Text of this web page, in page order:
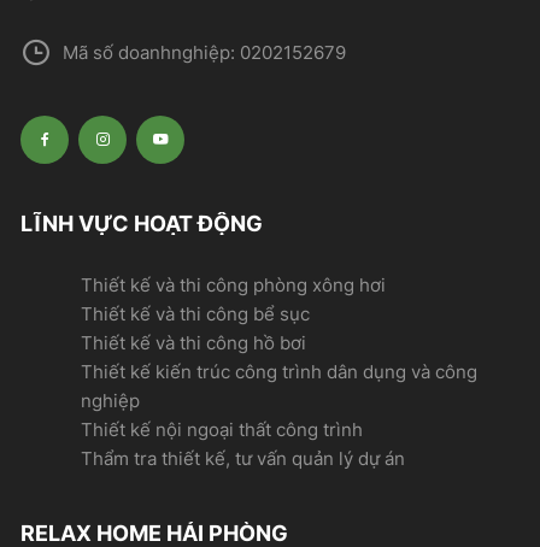
Mã số doanhnghiệp: 0202152679
LĨNH VỰC HOẠT ĐỘNG
Thiết kế và thi công phòng xông hơi
Thiết kế và thi công bể sục
Thiết kế và thi công hồ bơi
Thiết kế kiến trúc công trình dân dụng và công
nghiệp
Thiết kế nội ngoại thất công trình
Thẩm tra thiết kế, tư vấn quản lý dự án
RELAX HOME HẢI PHÒNG